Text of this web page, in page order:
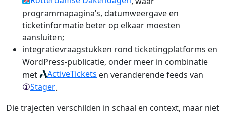
programmapagina’s, datumweergave en
ticketinformatie beter op elkaar moesten
aansluiten;
integratievraagstukken rond ticketingplatforms en
WordPress-publicatie, onder meer in combinatie
met
ActiveTickets en veranderende feeds van
Stager.
Die trajecten verschilden in schaal en context, maar niet